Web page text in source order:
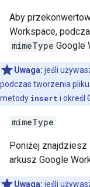
Aby
Workspace,
mimeType Google
Uwaga: jeśli
podczas tworzenia
metody insert i określ
mimeType
Poniżej znajdziesz
arkusz Google
Uwaga: jeśli